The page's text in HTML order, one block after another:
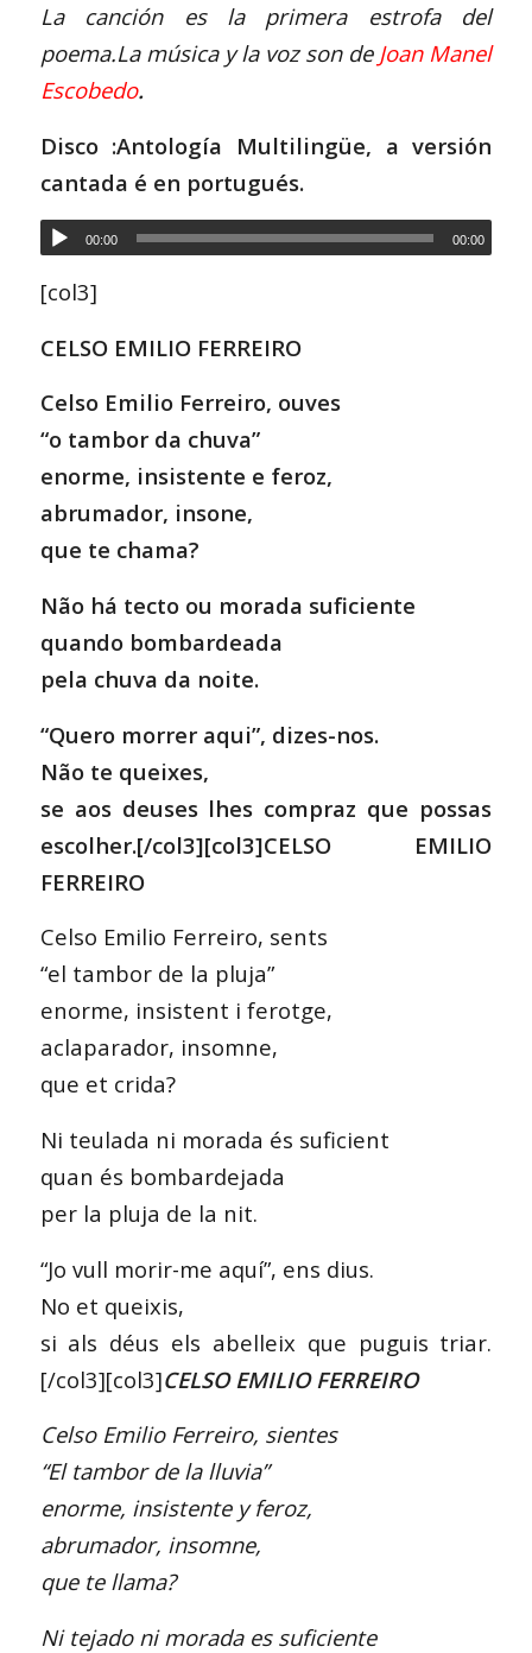
La canción es la primera estrofa del
poema.La música y la voz son de Joan Manel
Escobedo.
Disco :Antología Multilingüe, a versión
cantada é en portugués.
00:00 00:00
[col3]
CELSO EMILIO FERREIRO
Celso Emilio Ferreiro, ouves
“o tambor da chuva”
enorme, insistente e feroz,
abrumador, insone,
que te chama?
Não há tecto ou morada suficiente
quando bombardeada
pela chuva da noite.
“Quero morrer aqui”, dizes-nos.
Não te queixes,
se aos deuses lhes compraz que possas
escolher.[/col3][col3]CELSO EMILIO
FERREIRO
Celso Emilio Ferreiro, sents
“el tambor de la pluja”
enorme, insistent i ferotge,
aclaparador, insomne,
que et crida?
Ni teulada ni morada és suficient
quan és bombardejada
per la pluja de la nit.
“Jo vull morir-me aquí”, ens dius.
No et queixis,
si als déus els abelleix que puguis triar.
[/col3][col3]CELSO EMILIO FERREIRO
Celso Emilio Ferreiro, sientes
“El tambor de la lluvia”
enorme, insistente y feroz,
abrumador, insomne,
que te llama?
Ni tejado ni morada es suficiente